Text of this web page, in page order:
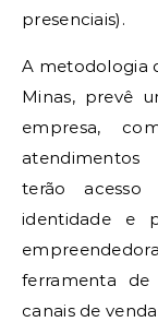
presenciais).
A metodologia
Minas, prevê
empresa,
atendimentos
terão acesso
identidade e
ferramenta
canais de